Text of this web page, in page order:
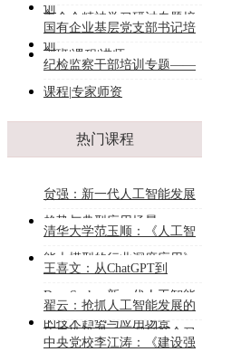
训
中全会精神学习研讨专题培
训
国有企业基层党支部书记培
训班|课程|讲师
纪检监察干部培训专题——
课程|专家师资
热门课程
贠强：新一代人工智能发展
趋势与典型应用场景
清华大学范玉顺：《人工智
能大模型的行业深度应用》
王喜文：从ChatGPT到
DeepSeek：新一代人工智能
的技术趋势与应用场景
翟云：抢抓人工智能发展的
历史性机遇——深刻领会习
中央党校李江涛：《建设强